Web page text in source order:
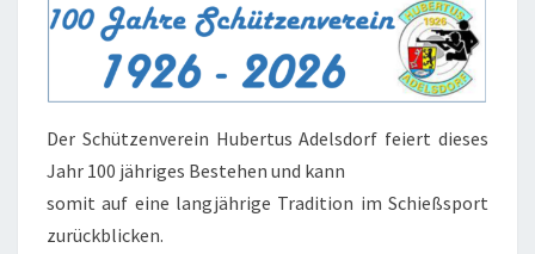
Der Schützenverein Hubertus Adelsdorf feiert dieses
Jahr 100 jähriges Bestehen und kann
somit auf eine langjährige Tradition im Schießsport
zurückblicken.